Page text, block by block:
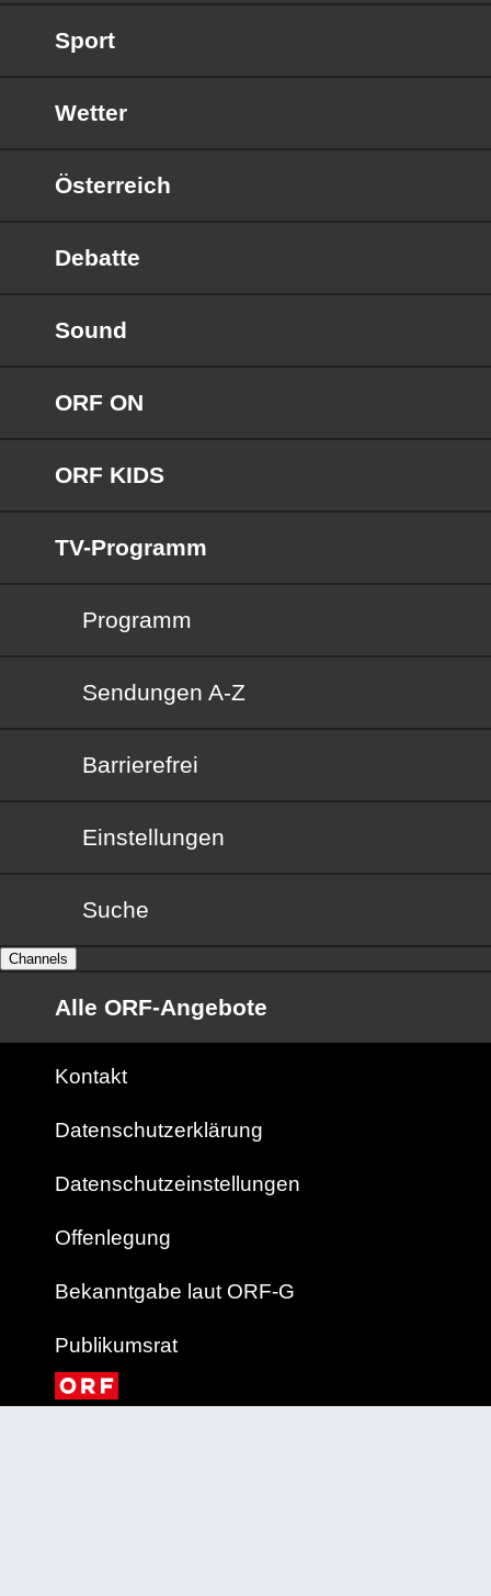
Sport
Wetter
Österreich
Debatte
Sound
ORF ON
ORF KIDS
TV-Programm
Programm
Sendungen von A bis Z
Sendungen A-Z
Barrierefrei
Barrierefrei
Einstellungen
Suche
Channels
Alle ORF-Angebote
Kontakt
Datenschutzerklärung
Datenschutzeinstellungen
Offenlegung
Bekanntgabe laut ORF-G
Publikumsrat